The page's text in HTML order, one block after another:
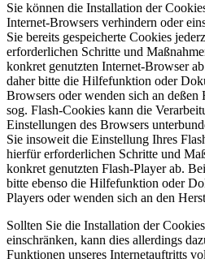
Sie können die Installation der
Internet-Browsers verhindern oder
Sie bereits gespeicherte Cookies
erforderlichen Schritte und
konkret genutzten Internet-Browser
daher bitte die Hilfefunktion oder
Browsers oder wenden sich an
sog. Flash-Cookies kann die
Einstellungen des Browsers
Sie insoweit die Einstellung Ihres
hierfür erforderlichen Schritte und
konkret genutzten Flash-Player ab.
bitte ebenso die Hilfefunktion oder
Players oder wenden sich an den
Sollten Sie die Installation der
einschränken, kann dies allerdings
Funktionen unseres Internetauftritts